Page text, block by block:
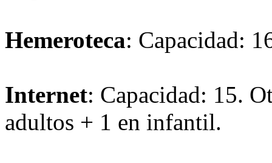
Hemeroteca: Capacidad:
Internet: Capacidad: 15.
adultos + 1 en infantil.